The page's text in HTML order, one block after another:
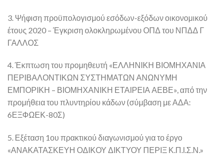
3. Ψήφιση προϋπολογισμού εσόδων-εξόδων οικονομικού
έτους 2020 – Έγκριση ολοκληρωμένου ΟΠΔ του ΝΠΔΔ Γ
ΓΑΛΛΟΣ
4. Έκπτωση του προμηθευτή «ΕΛΛΗΝΙΚΗ ΒΙΟΜΗΧΑΝΙΑ
ΠΕΡΙΒΑΛΟΝΤΙΚΩΝ ΣΥΣΤΗΜΑΤΩΝ ΑΝΩΝΥΜΗ
ΕΜΠΟΡΙΚΗ – ΒΙΟΜΗΧΑΝΙΚΗ ΕΤΑΙΡΕΙΑ ΑΕΒΕ», από την
προμήθεια του πλυντηρίου κάδων (σύμβαση με ΑΔΑ:
6ΕΞΦΩΕΚ-80Σ)
5. Εξέταση 1ου πρακτικού διαγωνισμού για το έργο
«ΑΝΑΚΑΤΑΣΚΕΥΗ ΟΔΙΚΟΥ ΔΙΚΤΥΟΥ ΠΕΡΙΞ Κ.Π.Ι.Σ.Ν.»